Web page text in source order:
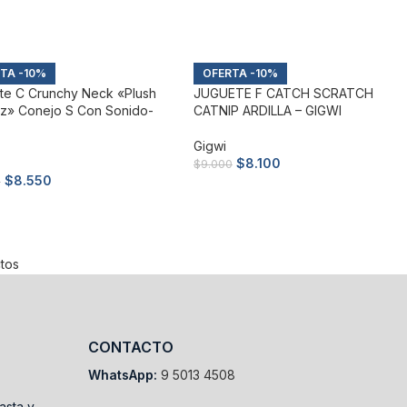
-10%
C Crunchy Neck «plush
Conejo S Con Sonido-
$8.550
-10%
JUGUETE F CATCH SCRATCH
CATNIP ARDILLA – GIGWI
Gigwi
$9.000 $8.100
CONTACTO
WhatsApp: 9 5013 4508